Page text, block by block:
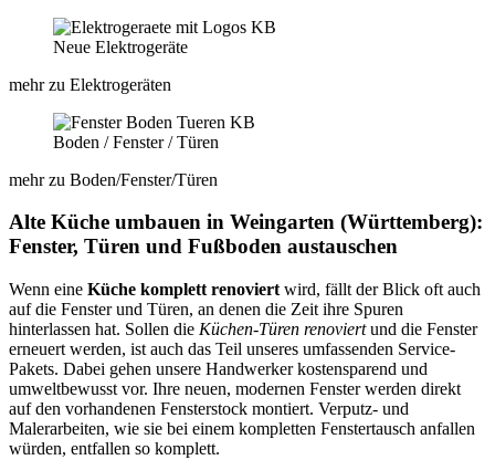
Neue Elektrogeräte
mehr zu Elektrogeräten
Boden / Fenster / Türen​
mehr zu Boden/Fenster/Türen​
Alte Küche umbauen in Weingarten (Württemberg):
Fenster, Türen und Fußboden austauschen
Wenn eine Küche komplett renoviert wird, fällt der Blick oft auch
auf die Fenster und Türen, an denen die Zeit ihre Spuren
hinterlassen hat. Sollen die Küchen-Türen renoviertund die Fenster
erneuert werden, ist auch das Teil unseres umfassenden Service-
Pakets. Dabei gehen unsere Handwerker kostensparend und
umweltbewusst vor. Ihre neuen, modernen Fenster werden direkt
auf den vorhandenen Fensterstock montiert. Verputz- und
Malerarbeiten, wie sie bei einem kompletten Fenstertausch anfallen
würden, entfallen so komplett.